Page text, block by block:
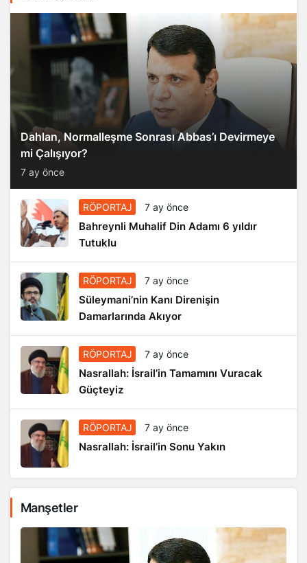
Dahlan, Normalleşme Sonrası Abbas’ı Devirmeye
mi Çalışıyor?
7 ay önce
RÖPORTAJ 7 ay önce
Bahreynli Muhalif Din Adamı 6 yıldır
Tutuklu
RÖPORTAJ 7 ay önce
Süleymani’nin Kanı Direnişin
Damarlarında Akıyor
RÖPORTAJ 7 ay önce
Nasrallah: İsrail’in Tamamını Vuracak
Güçteyiz
RÖPORTAJ 7 ay önce
Nasrallah: İsrail’in Sonu Yakın
Manşetler